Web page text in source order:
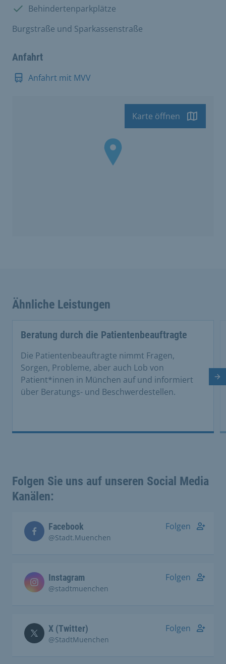
Vorhanden:
Behindertenparkplätze
Burgstraße und Sparkassenstraße
Anfahrt
Anfahrt mit MVV
Karte öffnen
Ähnliche Leistungen
Beratung durch die Patientenbeauftragte
Die Patientenbeauftragte nimmt Fragen,
Sorgen, Probleme, aber auch Lob von
Patient*innen in München auf und informiert
über Beratungs- und Beschwerdestellen.
Folgen Sie uns auf unseren Social Media
Kanälen:
Facebook
@Stadt.Muenchen
Folgen
Instagram
@stadtmuenchen
Folgen
X (Twitter)
@StadtMuenchen
Folgen